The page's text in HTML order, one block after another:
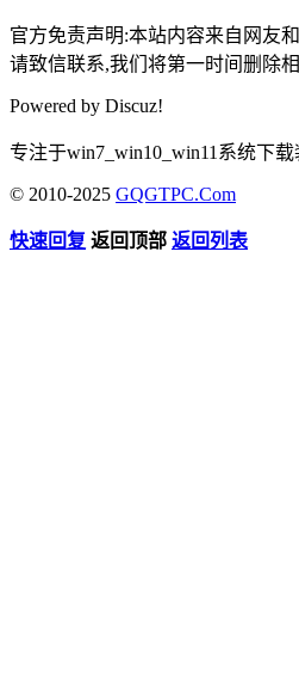
官方免责声明:本站内容来自网友
请致信联系,我们将第一时间删除
Powered by Discuz!
专注于win7_win10_win11系统下
© 2010-2025 GQGTPC.Com
快速回复 返回顶部 返回列表